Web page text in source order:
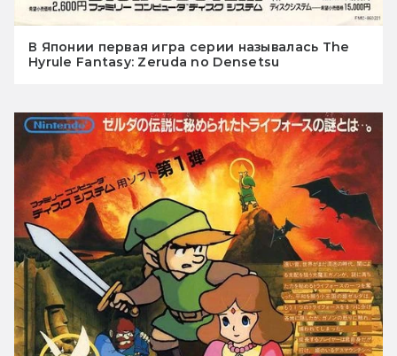
В Японии первая игра серии называлась The
Hyrule Fantasy: Zeruda no Densetsu